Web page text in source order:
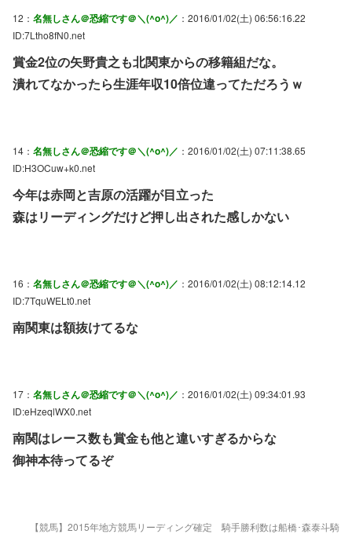
12： 名無しさん＠恐縮です＠＼(^o^)／ ：2016/01/02(土) 06:56:16.22
ID:7Ltho8fN0.net
賞金2位の矢野貴之も北関東からの移籍組だな。
潰れてなかったら生涯年収10倍位違ってただろうｗ
14： 名無しさん＠恐縮です＠＼(^o^)／ ：2016/01/02(土) 07:11:38.65
ID:H3OCuw+k0.net
今年は赤岡と吉原の活躍が目立った
森はリーディングだけど押し出された感しかない
16： 名無しさん＠恐縮です＠＼(^o^)／ ：2016/01/02(土) 08:12:14.12
ID:7TquWELt0.net
南関東は額抜けてるな
17： 名無しさん＠恐縮です＠＼(^o^)／ ：2016/01/02(土) 09:34:01.93
ID:eHzeqlWX0.net
南関はレース数も賞金も他と違いすぎるからな
御神本待ってるぞ
【競馬】2015年地方競馬リーディング確定 騎手勝利数は船橋･森泰斗騎